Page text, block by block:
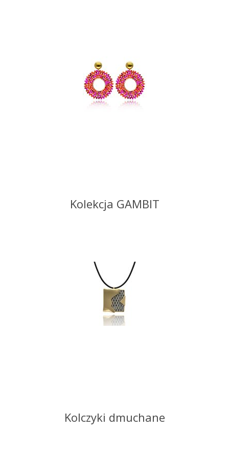
Kolekcja GAMBIT
Kolczyki dmuchane